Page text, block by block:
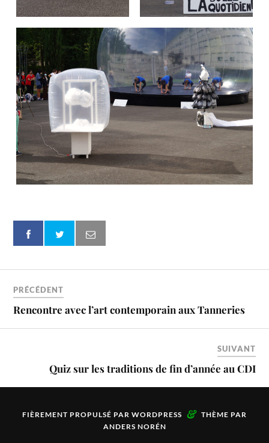
PRÉCÉDENT
Rencontre avec l’art contemporain aux Tanneries
SUIVANT
Quiz sur les traditions de fin d’année au CDI
FIÈREMENT PROPULSÉ PAR WORDPRESS & THÈME PAR
ANDERS NORÉN